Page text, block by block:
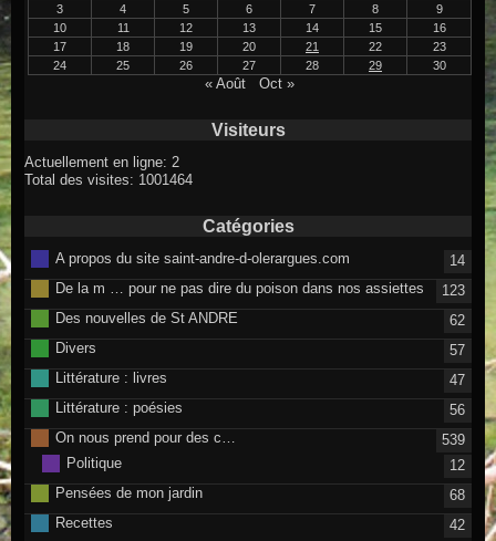
3
4 5 6 7 8
9
10
11 12 13 14 15
16
17
18 19 20 21 22
23
24
25 26 27 28 29 30
« Août Oct »
Visiteurs
Actuellement en ligne: 2
Total des visites: 1001464
Catégories
A propos du site saint-andre-d-olerargues.com
14
De la m … pour ne pas dire du poison dans nos assiettes
123
Des nouvelles de St ANDRE
62
Divers
57
Littérature : livres
47
Littérature : poésies
56
On nous prend pour des c…
539
Politique
12
Pensées de mon jardin
68
Recettes
42